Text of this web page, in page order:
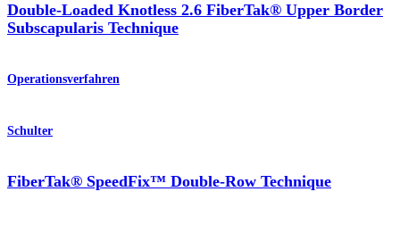
Double-Loaded Knotless 2.6 FiberTak® Upper Border
Subscapularis Technique
Operationsverfahren
Schulter
FiberTak® SpeedFix™ Double-Row Technique